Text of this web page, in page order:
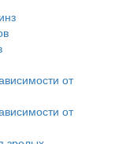
от
от